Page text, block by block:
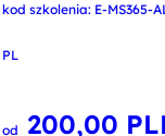
kod szkolenia: E-MS365-
PL
od
Pierwotna
cena200,00
Aktualna
cena